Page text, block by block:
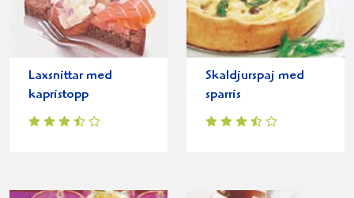
Laxsnittar med
kapristopp
Skaldjurspaj med
sparris